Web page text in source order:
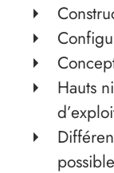
Hauts